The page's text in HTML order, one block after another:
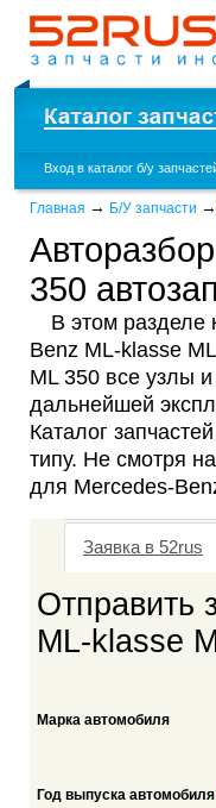
Вход в каталог б/у
Главная → Б/У запчасти →
350
В этом разделе
Benz ML-klasse
ML 350 все узлы
дальнейшей
Каталог
типу. Не смотря
для Mercedes-
Заявка в 52rus
Отправить
ML-klasse
Марка автомобиля
Год выпуска автомобиля